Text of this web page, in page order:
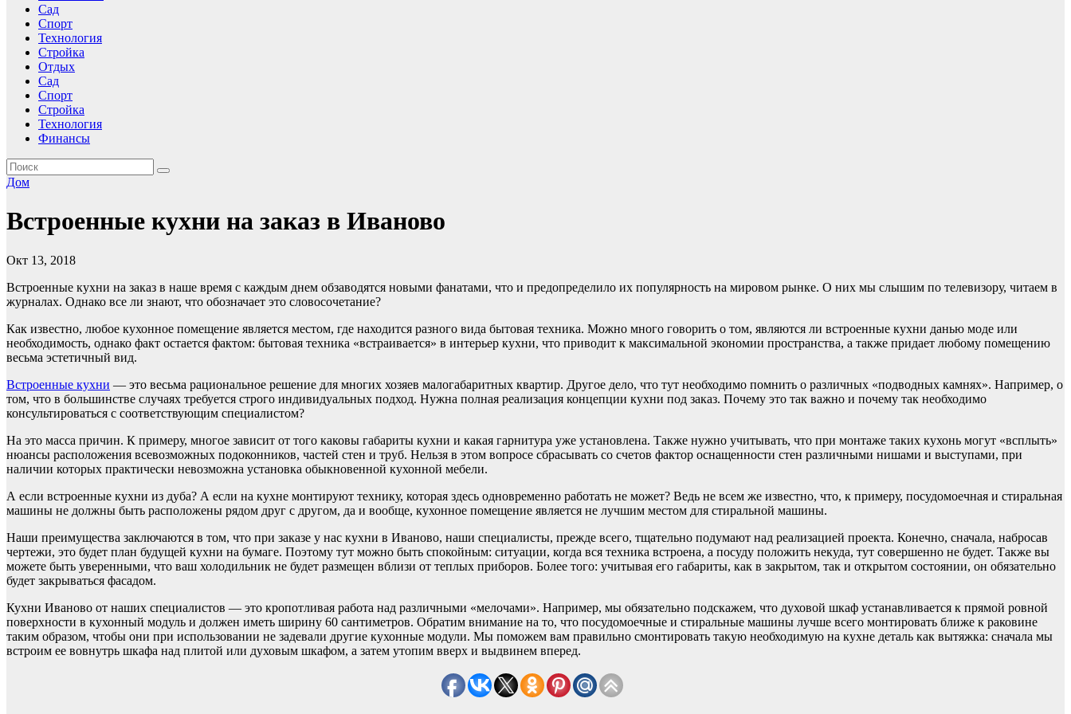
Сад
Спорт
Технология
Стройка
Отдых
Сад
Спорт
Стройка
Технология
Финансы
Дом
Встроенные кухни на заказ в Иваново
Окт 13, 2018
Встроенные кухни на заказ в наше время с каждым днем обзаводятся новыми фанатами, что и предопределило их популярность на мировом рынке. О них мы слышим по телевизору, читаем в
журналах. Однако все ли знают, что обозначает это словосочетание?
Как известно, любое кухонное помещение является местом, где находится разного вида бытовая техника. Можно много говорить о том, являются ли встроенные кухни данью моде или
необходимость, однако факт остается фактом: бытовая техника «встраивается» в интерьер кухни, что приводит к максимальной экономии пространства, а также придает любому помещению
весьма эстетичный вид.
Встроенные кухни — это весьма рациональное решение для многих хозяев малогабаритных квартир. Другое дело, что тут необходимо помнить о различных «подводных камнях». Например, о
том, что в большинстве случаях требуется строго индивидуальных подход. Нужна полная реализация концепции кухни под заказ. Почему это так важно и почему так необходимо
консультироваться с соответствующим специалистом?
На это масса причин. К примеру, многое зависит от того каковы габариты кухни и какая гарнитура уже установлена. Также нужно учитывать, что при монтаже таких кухонь могут «всплыть»
нюансы расположения всевозможных подоконников, частей стен и труб. Нельзя в этом вопросе сбрасывать со счетов фактор оснащенности стен различными нишами и выступами, при
наличии которых практически невозможна установка обыкновенной кухонной мебели.
А если встроенные кухни из дуба? А если на кухне монтируют технику, которая здесь одновременно работать не может? Ведь не всем же известно, что, к примеру, посудомоечная и стиральная
машины не должны быть расположены рядом друг с другом, да и вообще, кухонное помещение является не лучшим местом для стиральной машины.
Наши преимущества заключаются в том, что при заказе у нас кухни в Иваново, наши специалисты, прежде всего, тщательно подумают над реализацией проекта. Конечно, сначала, набросав
чертежи, это будет план будущей кухни на бумаге. Поэтому тут можно быть спокойным: ситуации, когда вся техника встроена, а посуду положить некуда, тут совершенно не будет. Также вы
можете быть уверенными, что ваш холодильник не будет размещен вблизи от теплых приборов. Более того: учитывая его габариты, как в закрытом, так и открытом состоянии, он обязательно
будет закрываться фасадом.
Кухни Иваново от наших специалистов — это кропотливая работа над различными «мелочами». Например, мы обязательно подскажем, что духовой шкаф устанавливается к прямой ровной
поверхности в кухонный модуль и должен иметь ширину 60 сантиметров. Обратим внимание на то, что посудомоечные и стиральные машины лучше всего монтировать ближе к раковине
таким образом, чтобы они при использовании не задевали другие кухонные модули. Мы поможем вам правильно смонтировать такую необходимую на кухне деталь как вытяжка: сначала мы
встроим ее вовнутрь шкафа над плитой или духовым шкафом, а затем утопим вверх и выдвинем вперед.